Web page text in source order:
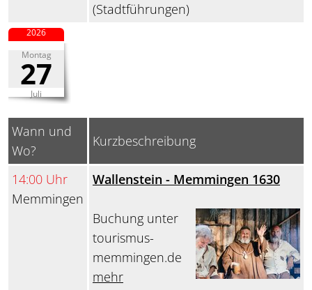
(Stadtführungen)
Montag
27
Juli
2026
Wann und
Wo?
Kurzbeschreibung
14:00 Uhr
Memmingen
Wallenstein - Memmingen 1630
Buchung unter
tourismus-
memmingen.de
mehr